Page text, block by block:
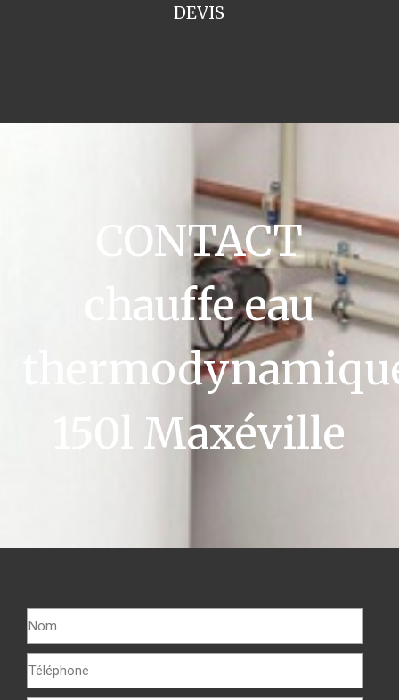
DEVIS
CONTACT
chauffe eau
150l Maxéville